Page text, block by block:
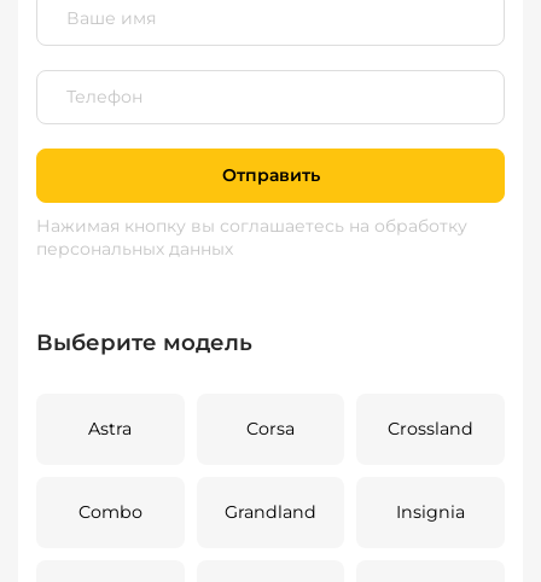
Отправить
Нажимая кнопку вы соглашаетесь на обработку
персональных данных
Выберите модель
Astra Corsa Crossland
Combo Grandland Insignia